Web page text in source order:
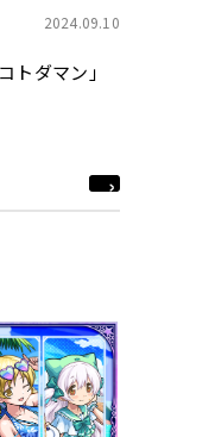
2024.09.10
トダマン」